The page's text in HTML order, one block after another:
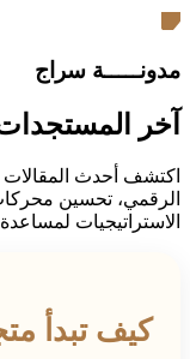
مدونـــــة سراج
آخر
اكتشف أحدث
الرقمي، تحسين
الاستراتيجيات
كيف تبدأ